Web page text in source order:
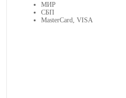
МИР
СБП
MasterCard, VISA